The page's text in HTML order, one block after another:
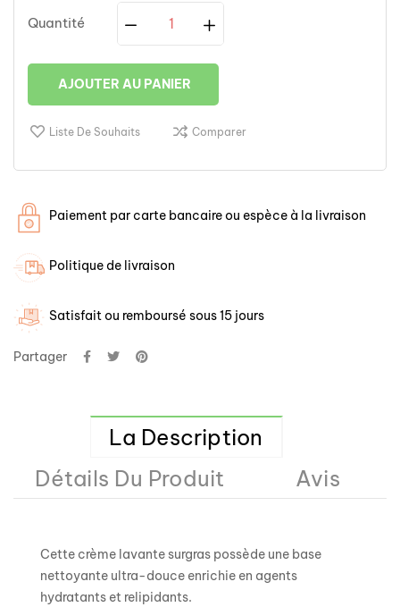
Quantité
AJOUTER AU PANIER
Liste De Souhaits Comparer
Paiement par carte bancaire ou espèce à la livraison
Politique de livraison
Satisfait ou remboursé sous 15 jours
Partager
La Description
Détails Du Produit
Avis
Cette crème lavante surgras possède une base
nettoyante ultra-douce enrichie en agents
hydratants et relipidants.